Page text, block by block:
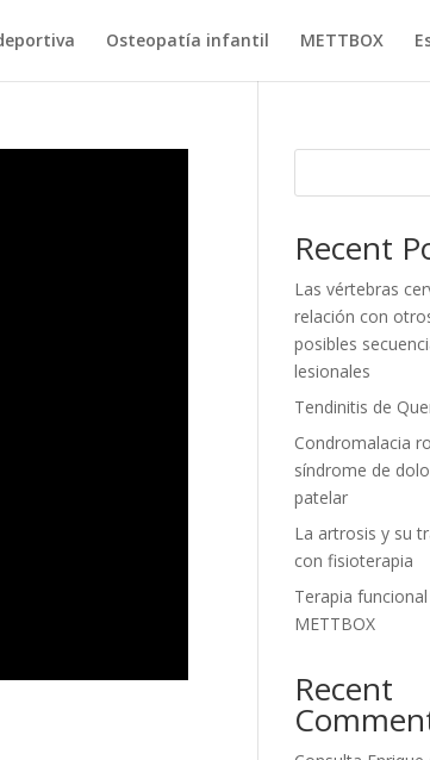
Osteopatía infantil METTBOX
Recent
Las vértebras
relación con
posibles
lesionales
Tendinitis de
Condromalacia
síndrome de
patelar
La artrosis y su
con fisioterapia
Terapia
METTBOX
Recent